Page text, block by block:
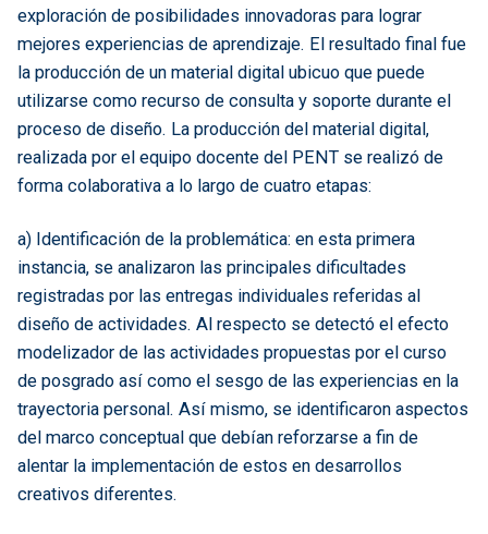
exploración de posibilidades innovadoras para lograr
mejores experiencias de aprendizaje. El resultado final fue
la producción de un material digital ubicuo que puede
utilizarse como recurso de consulta y soporte durante el
proceso de diseño. La producción del material digital,
realizada por el equipo docente del PENT se realizó de
forma colaborativa a lo largo de cuatro etapas:
a) Identificación de la problemática: en esta primera
instancia, se analizaron las principales dificultades
registradas por las entregas individuales referidas al
diseño de actividades. Al respecto se detectó el efecto
modelizador de las actividades propuestas por el curso
de posgrado así como el sesgo de las experiencias en la
trayectoria personal. Así mismo, se identificaron aspectos
del marco conceptual que debían reforzarse a fin de
alentar la implementación de estos en desarrollos
creativos diferentes.